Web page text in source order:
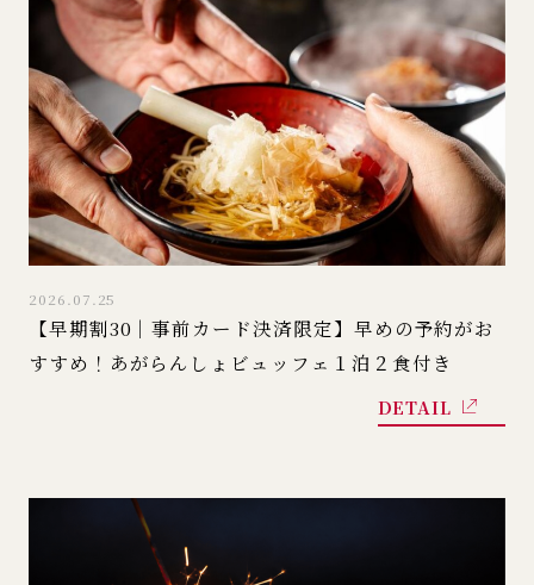
2026.07.25
【早期割30｜事前カード決済限定】早めの予約がお
すすめ！あがらんしょビュッフェ１泊２食付き
DETAIL